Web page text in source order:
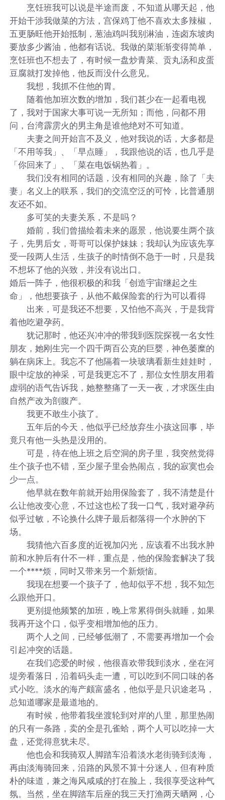
烹饪班我可以说是半途而废，不知道从哪天起，他
开始干涉我做菜的方法，宫保鸡丁他不喜欢太多辣椒，
五更肠旺他开始抵制，葱油鸡叫我别淋油，连卤东坡肉
要放多少酱油，他都有话说。我做的菜渐渐变得简单，
烹饪班也不想去了，有时候一盘炒青菜、贡丸汤和皮蛋
豆腐就打发掉他，他反而没什么意见。
我想，我抓不住他的胃。
随着他加班次数的增加，我们甚少在一起看电视
了，我对于国家大事可说一无所知；而他，问都不用
问，台湾霹雳火的男主角是谁他绝对不可知道。
夫妻之间开始言不及义，他对我说的话，大多都是
「不用等我」、「早点睡」，我跟他说的话，也几乎是
「你回来了」、「菜在电饭锅热着」。
我们没有相同的话题，没有相同的兴趣，除了「夫
妻」名义上的联系，我们的交流空泛的可怜，比普通朋
友还不如。
多可笑的夫妻关系，不是吗？
婚前，我们曾描绘着未来的愿景，他说要生两个孩
子，先男后女，哥哥可以保护妹妹；我却认为应该先享
受一段两人生活，生孩子的时情倒不急于一时，只是我
不想坏了他的兴致，并没有说出口。
婚后一阵子，他很积极的和我「创造宇宙继起之生
命」，他想要孩子，从他不戴保险套的行为可以看得
出来，可是我还不想要，又怕他不高兴，于是我背
着他吃避孕药。
犹记那时，他还兴冲冲的带我到医院探视一名女性
朋友，她刚生完一个四千两百公克的巨婴，神色萎糜的
躺在病床上。我忘不了他隔着一块玻璃看新生娃娃时，
眼中绽放的神采，可是我更忘不了，那位女性朋友用着
虚弱的语气告诉我，她整整痛了一天一夜，才求医生由
自然产改为剖腹产。
我更不敢生小孩了。
五年后的今天，他似乎已经放弃生小孩这回事，毕
竟只有他一头热是没用的。
可是，待在他上班之后空洞的房子里，我突然觉得
生个孩子也不错，至少屋子里会热闹点，我的寂寞也会
少一点。
他早就在数年前就开始用保险套了，我不清楚是什
么让他改变心意，不过这也松了我一口气，我对避孕药
似乎过敏，不论换什么牌子最后都落得一个水肿的下
场。
我猜他六百多度的近视加闪光，应该看不出我水肿
前和水肿后有什不一样，重点是，他的保险套解决了我
一个****烦，同时又带来另一个新烦恼。
我现在想要一个孩子了，他却似乎不想，我不知怎
么跟他开口。
更别提他频繁的加班，晚上常累得倒头就睡，如果
我再开这个口，似乎变相增加他的压力。
两个人之间，已经够低潮了，不需要再增加一个会
引起冲突的话题。
在我们恋爱的时候，他很喜欢带我到淡水，坐在河
堤旁看落日，沿着码头走一遭，可以吃到不同口味的各
式小吃。淡水的海产颇富盛名，他似乎是只识途老马，
总知道哪家是最道地的。
有时候，他带着我坐渡轮到对岸的八里，那里热闹
的只有一条路，卖的全是孔雀蛤，两个人可以吃掉一大
盘，还觉得意犹未尽。
他也会和我骑双人脚踏车沿着淡水老街骑到淡海，
再由淡海骑回来，沿路的风景不算十分迷人，但有种质
朴的味道，兼之海风咸咸的打在脸上，我很享受这种气
氛。当然，坐在脚踏车后座的我三天打渔两天晒网，心